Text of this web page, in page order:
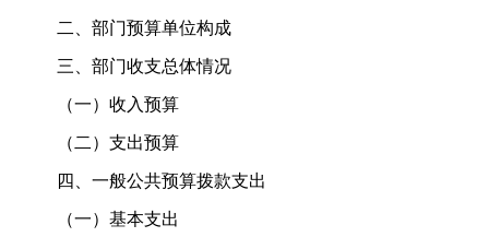
二、部门预算单位构成
三、部门收支总体情况
（一）收入预算
（二）支出预算
四、一般公共预算拨款支出
（一）基本支出